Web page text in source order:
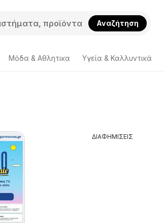
Αναζήτηση
Μόδα & Aθλητικα Υγεία & Καλλυντικά
ΔΙΑΦΗΜΙΣΕΙΣ